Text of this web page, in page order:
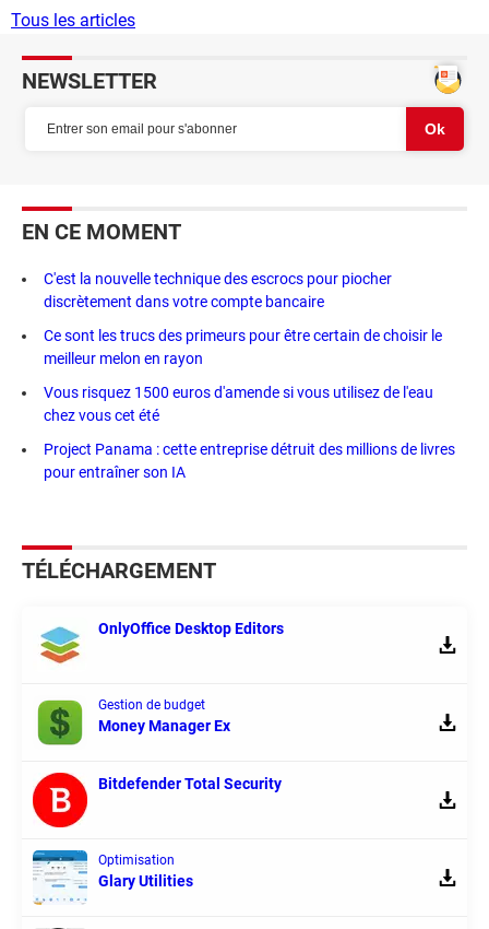
Tous les articles
NEWSLETTER
EN CE MOMENT
C'est la nouvelle technique des escrocs pour piocher
discrètement dans votre compte bancaire
Ce sont les trucs des primeurs pour être certain de choisir le
meilleur melon en rayon
Vous risquez 1500 euros d'amende si vous utilisez de l'eau
chez vous cet été
Project Panama : cette entreprise détruit des millions de livres
pour entraîner son IA
TÉLÉCHARGEMENT
OnlyOffice Desktop Editors
Gestion de budget
Money Manager Ex
Bitdefender Total Security
Optimisation
Glary Utilities